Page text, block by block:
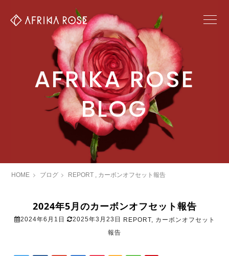
AFRIKA ROSE
BLOG
HOME ブログ REPORT , カーボンオフセット報告
2024年5月のカーボンオフセット報告
2024年6月1日 2025年3月23日 REPORT, カーボンオフセット
報告